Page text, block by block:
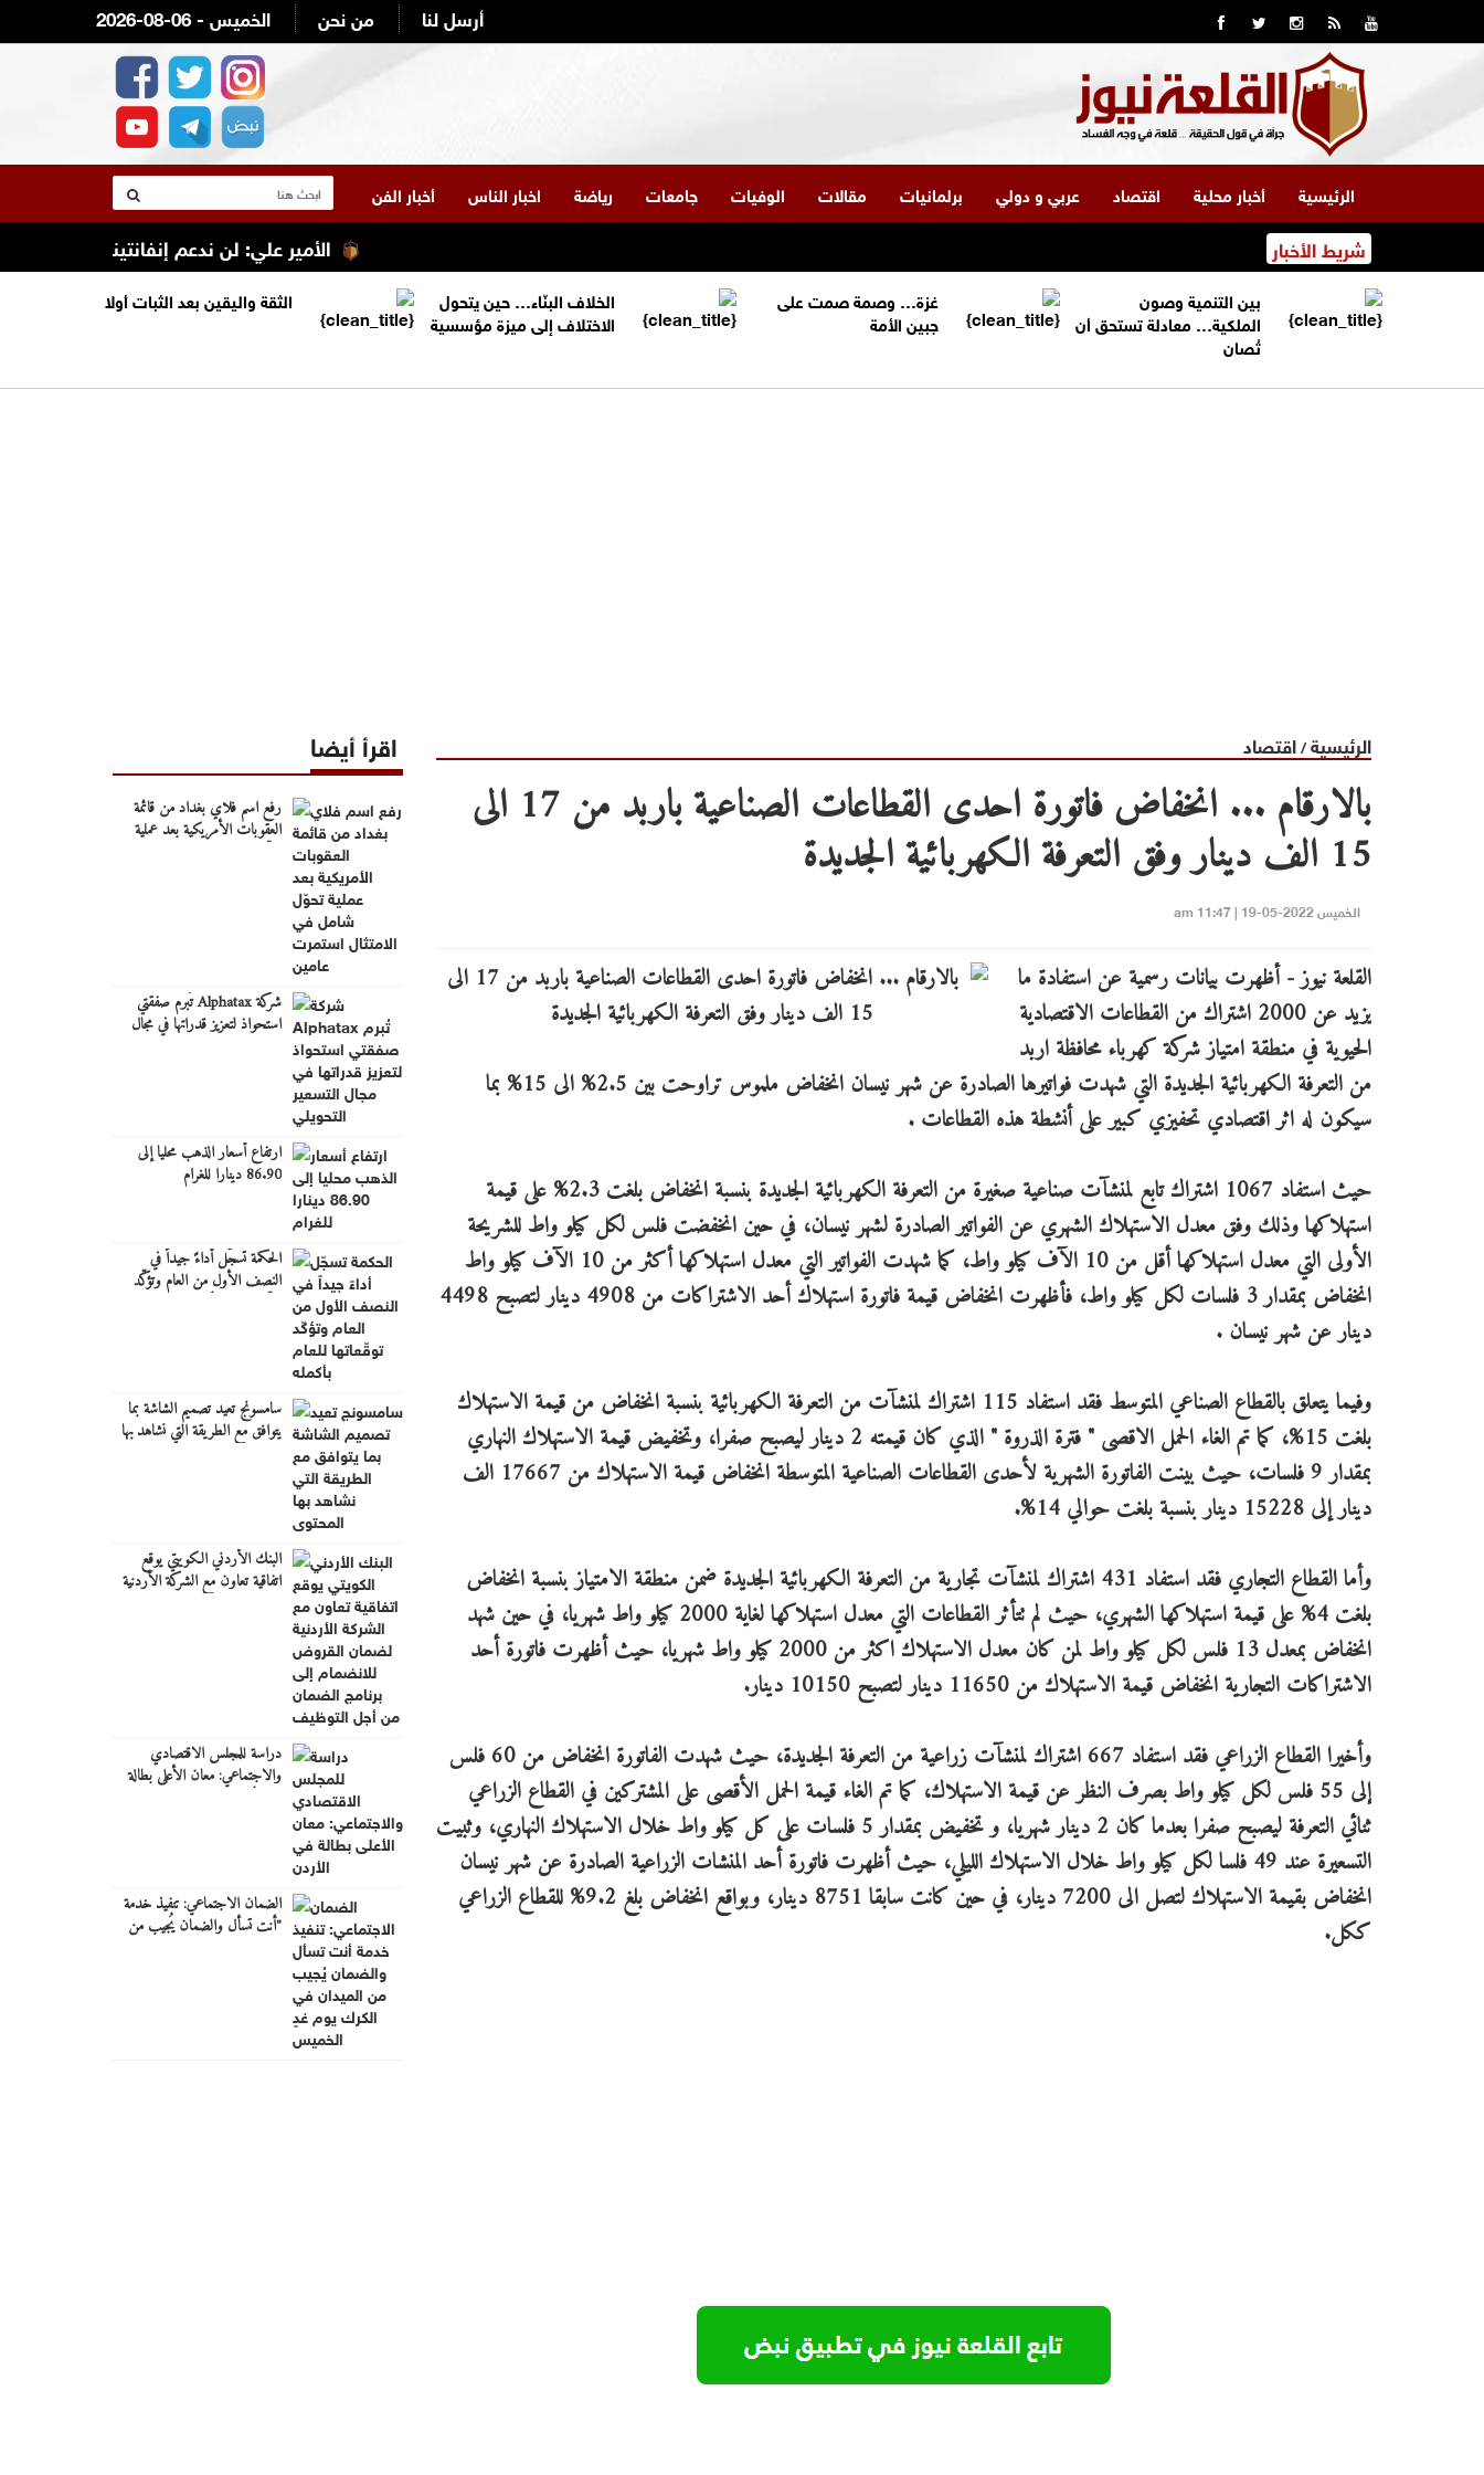
2026-08-06 - الخميس من نحن أرسل لنا
الرئيسية أخبار محلية اقتصاد عربي و دولي برلمانيات مقالات الوفيات جامعات رياضة اخبار الناس أخبار الفن
شريط الأخبار الأمير علي: لن ندعم إنفانتينو ولن نصوت له
بين التنمية وصون
الملكية… معادلة تستحق أن
تُصان
غزة… وصمة صمت على
جبين الأمة
الخلاف البنّاء… حين يتحول
الاختلاف إلى ميزة مؤسسية
الثقة واليقين بعد الثبات أولا
الرئيسية/اقتصاد
بالارقام ... انخفاض فاتورة احدى القطاعات الصناعية باربد من 17 الى
15 الف دينار وفق التعرفة الكهربائية الجديدة
الخميس 2022-05-19 | 11:47 am
القلعة نيوز - أظهرت بيانات رسمية عن استفادة ما
يزيد عن 2000 اشتراك من القطاعات الاقتصادية
الحيوية في منطقة امتياز شركة كهرباء محافظة اربد
من التعرفة الكهربائية الجديدة التي شهدت فواتيرها الصادرة عن شهر نيسان انخفاض ملموس تراوحت بين 2.5% الى 15% بما
سيكون له اثر اقتصادي تحفيزي كبير على أنشطة هذه القطاعات .
حيث استفاد 1067 اشتراك تابع لمنشآت صناعية صغيرة من التعرفة الكهربائية الجديدة بنسبة انخفاض بلغت 2.3% على قيمة
استهلاكها وذلك وفق معدل الاستهلاك الشهري عن الفواتير الصادرة لشهر نيسان، في حين انخفضت فلس لكل كيلو واط للشريحة
الأولى التي معدل استهلاكها أقل من 10 الآف كيلو واط، كما شهدت الفواتير التي معدل استهلاكها أكثر من 10 الآف كيلو واط
انخفاض بمقدار 3 فلسات لكل كيلو واط، فأظهرت انخفاض قيمة فاتورة استهلاك أحد الاشتراكات من 4908 دينار لتصبح 4498
دينار عن شهر نيسان .
وفيما يتعلق بالقطاع الصناعي المتوسط فقد استفاد 115 اشتراك لمنشآت من التعرفة الكهربائية بنسبة انخفاض من قيمة الاستهلاك
بلغت 15%، كما تم الغاء الحمل الاقصى " فترة الذروة " الذي كان قيمته 2 دينار ليصبح صفرا، وتخفيض قيمة الاستهلاك النهاري
بمقدار 9 فلسات، حيث بينت الفاتورة الشهرية لأحدى القطاعات الصناعية المتوسطة انخفاض قيمة الاستهلاك من 17667 الف
دينار إلى 15228 دينار بنسبة بلغت حوالي 14%.
وأما القطاع التجاري فقد استفاد 431 اشتراك لمنشآت تجارية من التعرفة الكهربائية الجديدة ضمن منطقة الامتياز بنسبة انخفاض
بلغت 4% على قيمة استهلاكها الشهري، حيث لم تتأثر القطاعات التي معدل استهلاكها لغاية 2000 كيلو واط شهريا، في حين شهد
انخفاض بمعدل 13 فلس لكل كيلو واط لمن كان معدل الاستهلاك اكثر من 2000 كيلو واط شهريا، حيث أظهرت فاتورة أحد
الاشتراكات التجارية انخفاض قيمة الاستهلاك من 11650 دينار لتصبح 10150 دينار.
وأخيرا القطاع الزراعي فقد استفاد 667 اشتراك لمنشآت زراعية من التعرفة الجديدة، حيث شهدت الفاتورة انخفاض من 60 فلس
إلى 55 فلس لكل كيلو واط بصرف النظر عن قيمة الاستهلاك، كما تم الغاء قيمة الحمل الأقصى على المشتركين في القطاع الزراعي
ثنائي التعرفة ليصبح صفرا بعدما كان 2 دينار شهريا، و تخفيض بمقدار 5 فلسات على كل كيلو واط خلال الاستهلاك النهاري، وثبيت
التسعيرة عند 49 فلسا لكل كيلو واط خلال الاستهلاك الليلي، حيث أظهرت فاتورة أحد المنشات الزراعية الصادرة عن شهر نيسان
انخفاض بقيمة الاستهلاك لتصل الى 7200 دينار، في حين كانت سابقا 8751 دينار، وبواقع انخفاض بلغ 9.2% للقطاع الزراعي
ككل.
اقرأ أيضا
رفع اسم فلاي بغداد من قائمة
العقوبات الأمريكية بعد عملية
شركة Alphatax تُبرم صفقتي
استحواذ لتعزيز قدراتها في مجال
ارتفاع أسعار الذهب محليا إلى
86.90 دينارا للغرام
الحكمة تسجّل أداءً جيداً في
النصف الأول من العام وتؤكّد
سامسونج تعيد تصميم الشاشة بما
يتوافق مع الطريقة التي نشاهد بها
البنك الأردني الكويتي يوقع
اتفاقية تعاون مع الشركة الأردنية
دراسة للمجلس الاقتصادي
والاجتماعي: معان الأعلى بطالة
الضمان الاجتماعي: تنفيذ خدمة
"أنت تسأل والضمان يُجيب من